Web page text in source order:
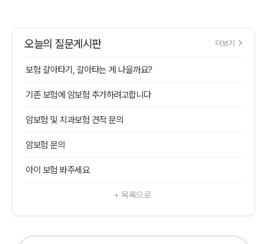
오늘의 질문게시판 더보기
보험 갈아타기, 갈아타는 게 나을까요?
기존 보험에 암보험 추가하려고합니다
암보험 및 치과보험 견적 문의
암보험 문의
아이 보험 봐주세요
+ 목록으로